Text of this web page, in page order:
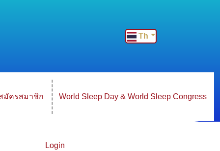
Th
มัครสมาชิก World Sleep Day & World Sleep Congress
Login